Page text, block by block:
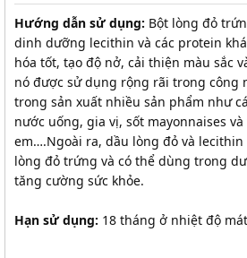
Hướng dẫn sử dụng: Bột lòng đỏ
dinh dưỡng lecithin và các protein
hóa tốt, tạo độ nở, cải thiện màu sắc
nó được sử dụng rộng rãi trong công
trong sản xuất nhiều sản phẩm như
nước uống, gia vị, sốt mayonnaises
em….Ngoài ra, dầu lòng đỏ và
lòng đỏ trứng và có thể dùng trong
tăng cường sức khỏe.
Hạn sử dụng: 18 tháng ở nhiệt độ mát